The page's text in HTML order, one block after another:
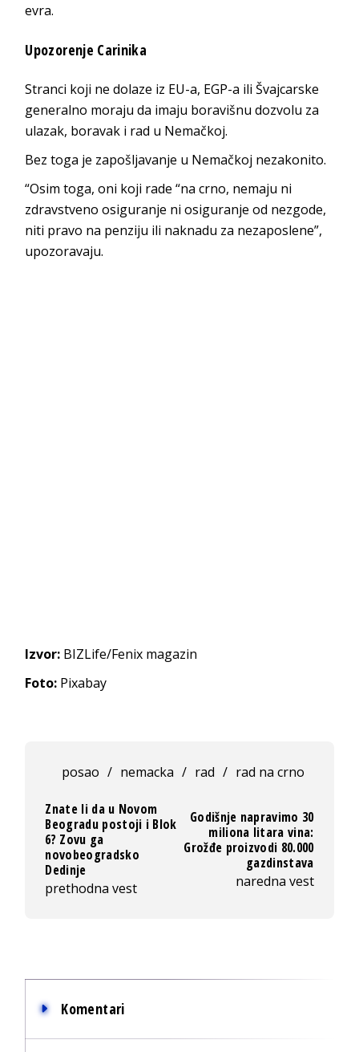
evra.
Upozorenje Carinika
Stranci koji ne dolaze iz EU-a, EGP-a ili Švajcarske
generalno moraju da imaju boravišnu dozvolu za
ulazak, boravak i rad u Nemačkoj.
Bez toga je zapošljavanje u Nemačkoj nezakonito.
“Osim toga, oni koji rade “na crno, nemaju ni
zdravstveno osiguranje ni osiguranje od nezgode,
niti pravo na penziju ili naknadu za nezaposlene”,
upozoravaju.
Izvor: BIZLife/Fenix magazin
Foto: Pixabay
posao / nemacka / rad / rad na crno
Znate li da u Novom
Beogradu postoji i Blok
6? Zovu ga
novobeogradsko
Dedinje
prethodna vest
Godišnje napravimo 30
miliona litara vina:
Grožđe proizvodi 80.000
gazdinstava
naredna vest
Komentari